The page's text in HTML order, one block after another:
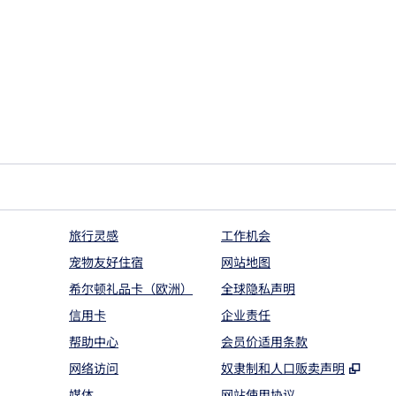
旅行灵感
宠物友好住宿
希尔顿礼品卡（欧洲）
信用卡
帮助中心
网络访问
工作机会
网站地图
全球隐私声明
企业责任
会员价适用条款
奴隶制和人口贩卖声明
,